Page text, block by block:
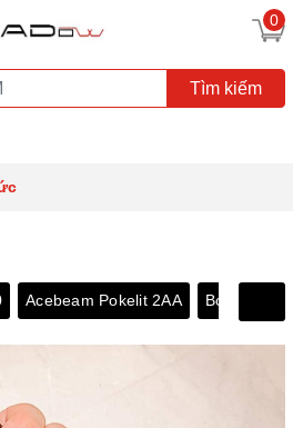
0
Tìm kiếm
Acebeam Pokelit 2AA Bóng đèn